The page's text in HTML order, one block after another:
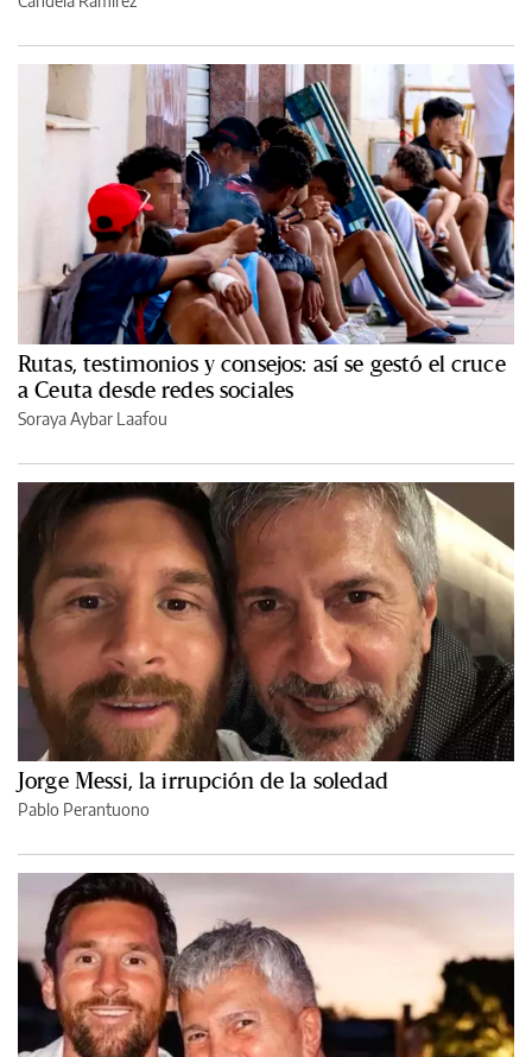
Rutas, testimonios y consejos: así se gestó el cruce
a Ceuta desde redes sociales
Soraya Aybar Laafou
Jorge Messi, la irrupción de la soledad
Pablo Perantuono